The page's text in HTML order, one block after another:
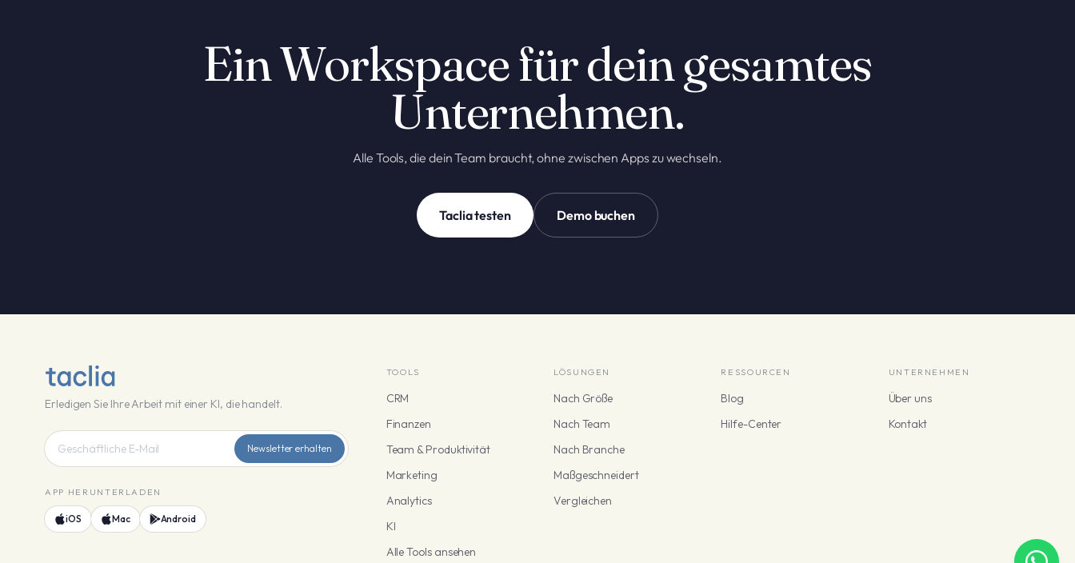
Ein Workspace für dein gesamtes
Unternehmen.
Alle Tools, die dein Team braucht, ohne zwischen Apps zu wechseln.
Taclia testen Demo buchen
Erledigen Sie Ihre Arbeit mit einer KI, die handelt.
Newsletter erhalten
APP HERUNTERLADEN
iOS Mac Android
TOOLS
CRM
Finanzen
Team & Produktivität
Marketing
Analytics
KI
Alle Tools ansehen
LÖSUNGEN
Nach Größe
Nach Team
Nach Branche
Maßgeschneidert
Vergleichen
RESSOURCEN
Blog
Hilfe-Center
UNTERNEHMEN
Über uns
Kontakt